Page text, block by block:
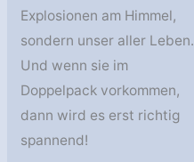
Explosionen am Himmel,
sondern unser aller Leben.
Und wenn sie im
Doppelpack vorkommen,
dann wird es erst richtig
spannend!